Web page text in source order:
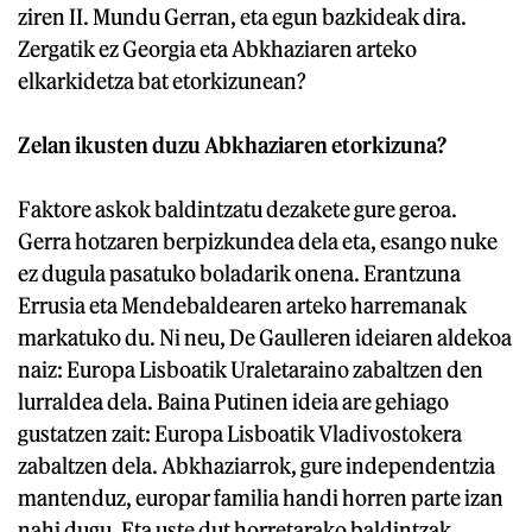
ziren II. Mundu Gerran, eta egun bazkideak dira.
Zergatik ez Georgia eta Abkhaziaren arteko
elkarkidetza bat etorkizunean?
Zelan ikusten duzu Abkhaziaren etorkizuna?
Faktore askok baldintzatu dezakete gure geroa.
Gerra hotzaren berpizkundea dela eta, esango nuke
ez dugula pasatuko boladarik onena. Erantzuna
Errusia eta Mendebaldearen arteko harremanak
markatuko du. Ni neu, De Gaulleren ideiaren aldekoa
naiz: Europa Lisboatik Uraletaraino zabaltzen den
lurraldea dela. Baina Putinen ideia are gehiago
gustatzen zait: Europa Lisboatik Vladivostokera
zabaltzen dela. Abkhaziarrok, gure independentzia
mantenduz, europar familia handi horren parte izan